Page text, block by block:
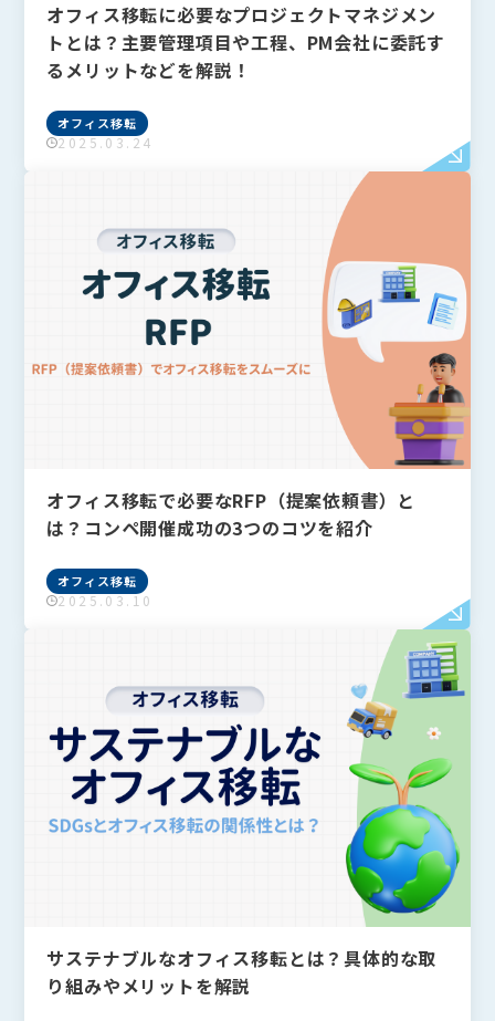
オフィス移転に必要なプロジェクトマネジメン
トとは？主要管理項目や工程、PM会社に委託す
るメリットなどを解説！
オフィス移転
2025.03.24
オフィス移転で必要なRFP（提案依頼書）と
は？コンペ開催成功の3つのコツを紹介
オフィス移転
2025.03.10
サステナブルなオフィス移転とは？具体的な取
り組みやメリットを解説